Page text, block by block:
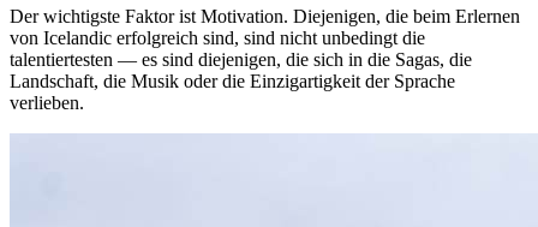
Der wichtigste Faktor ist Motivation. Diejenigen, die beim Erlernen
von Icelandic erfolgreich sind, sind nicht unbedingt die
talentiertesten — es sind diejenigen, die sich in die Sagas, die
Landschaft, die Musik oder die Einzigartigkeit der Sprache
verlieben.